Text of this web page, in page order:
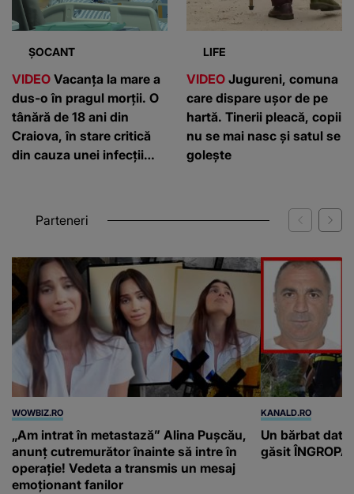
ȘOCANT
VIDEO Vacanța la mare a
dus-o în pragul morții. O
tânără de 18 ani din
Craiova, în stare critică
din cauza unei infecții
LIFE
VIDEO Jugureni, comuna
care dispare ușor de pe
hartă. Tinerii pleacă, copii
nu se mai nasc și satul se
golește
Parteneri
WOWBIZ.RO
„Am intrat în metastază” Alina Pușcău,
anunț cutremurător înainte să intre în
operație! Vedeta a transmis un mesaj
emoționant fanilor
KANALD.RO
Un bărbat dat
găsit